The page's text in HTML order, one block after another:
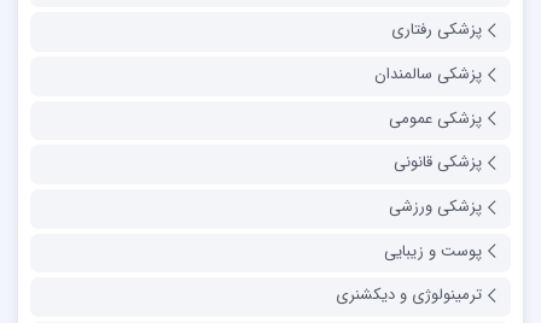
پزشکی رفتاری
پزشکی سالمندان
پزشکی عمومی
پزشکی قانونی
پزشکی ورزشی
پوست و زیبایی
ترمینولوژی و دیکشنری